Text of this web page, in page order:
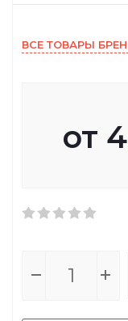
ВСЕ ТОВАРЫ
от